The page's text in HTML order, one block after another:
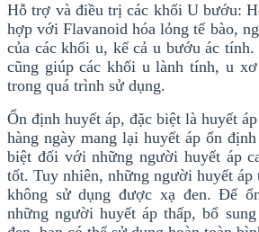
Hỗ trợ và điều trị các khối U bướu:
hợp với Flavanoid hóa lỏng tế bào,
của các khối u, kể cả u bướu ác
cũng giúp các khối u lành tính, u
trong quá trình sử dụng.
Ổn định huyết áp, đặc biệt là huyết
hàng ngày mang lại huyết áp ổn
biệt đối với những người huyết áp
tốt. Tuy nhiên, những người huyết áp
không sử dụng được xạ đen. Để
những người huyết áp thấp, bổ